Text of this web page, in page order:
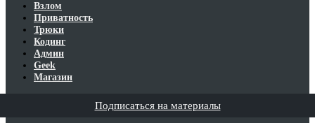
Взлом
Приватность
Трюки
Кодинг
Админ
Geek
Магазин
Подписаться на материалы